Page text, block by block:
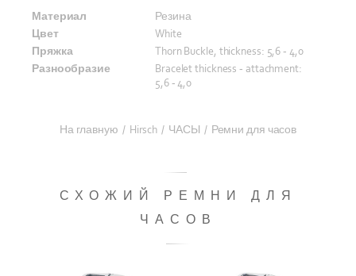
Материал
Резина
Цвет
White
Пряжка
Thorn Buckle, thickness: 5,6 - 4,0
Разнообразие
Bracelet thickness - attachment:
5,6 - 4,0
На главную / Hirsch / ЧАСЫ / Ремни для часов
СХОЖИЙ РЕМНИ ДЛЯ
ЧАСОВ